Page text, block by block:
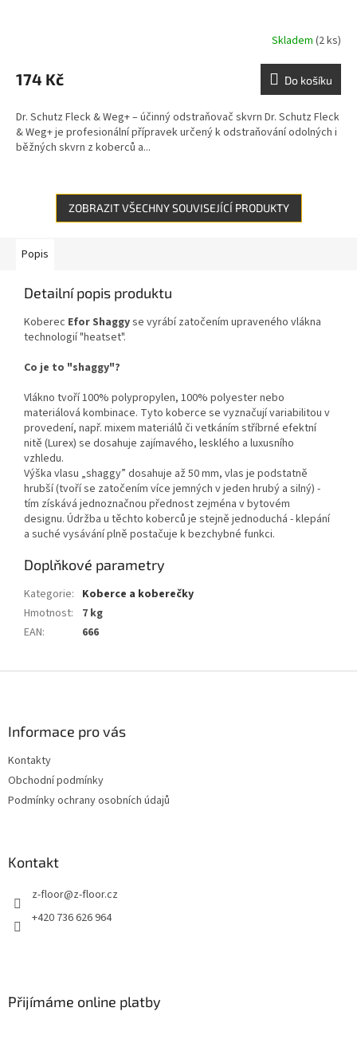
Skladem (2 ks)
174 Kč Do košíku
Dr. Schutz Fleck & Weg+ – účinný odstraňovač skvrn Dr. Schutz Fleck
& Weg+ je profesionální přípravek určený k odstraňování odolných i
běžných skvrn z koberců a...
ZOBRAZIT VŠECHNY SOUVISEJÍCÍ PRODUKTY
Popis
Detailní popis produktu
Koberec Efor Shaggyse vyrábí zatočením upraveného vlákna
technologií "heatset".
Co je to "shaggy"?
Vlákno tvoří 100% polypropylen, 100% polyester nebo
materiálová kombinace. Tyto koberce se vyznačují variabilitou v
provedení, např. mixem materiálů či vetkáním stříbrné efektní
nitě (Lurex) se dosahuje zajímavého, lesklého a luxusního
vzhledu.
Výška vlasu „shaggy” dosahuje až 50 mm, vlas je podstatně
hrubší (tvoří se zatočením více jemných v jeden hrubý a silný) -
tím získává jednoznačnou přednost zejména v bytovém
designu. Údržba u těchto koberců je stejně jednoduchá - klepání
a suché vysávání plně postačuje k bezchybné funkci.
Doplňkové parametry
Kategorie: Koberce a koberečky
Hmotnost:
7 kg
EAN: 666
Informace pro vás
Kontakty
Obchodní podmínky
Podmínky ochrany osobních údajů
Kontakt
z-floor@z-floor.cz
+420 736 626 964
Přijímáme online platby